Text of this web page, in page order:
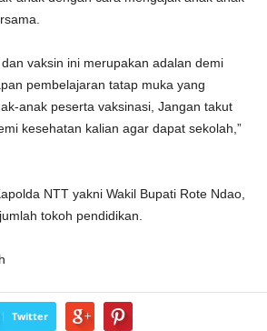
vaksin ini merupakan adalan demi
pembelajaran tatap muka yang
anak peserta vaksinasi, Jangan takut
kesehatan kalian agar dapat sekolah,”
NTT yakni Wakil Bupati Rote Ndao,
tokoh pendidikan.
Twitter